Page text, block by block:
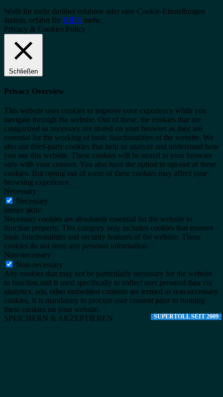
SUPERTOLL SEIT 2009
Wollt Ihr mehr darüber erfahren oder eure Cookie-Einstellungen
ändern, erfahrt Ihr HIER mehr.
Privacy & Cookies Policy
Schließen
Privacy Overview
This website uses cookies to improve your experience while you
navigate through the website. Out of these, the cookies that are
categorized as necessary are stored on your browser as they are
essential for the working of basic functionalities of the website. We
also use third-party cookies that help us analyze and understand how
you use this website. These cookies will be stored in your browser
only with your consent. You also have the option to opt-out of these
cookies. But opting out of some of these cookies may affect your
browsing experience.
Necessary
Necessary
immer aktiv
Necessary cookies are absolutely essential for the website to
function properly. This category only includes cookies that ensures
basic functionalities and security features of the website. These
cookies do not store any personal information.
Non-necessary
Non-necessary
Any cookies that may not be particularly necessary for the website
to function and is used specifically to collect user personal data via
analytics, ads, other embedded contents are termed as non-necessary
cookies. It is mandatory to procure user consent prior to running
these cookies on your website.
SPEICHERN & AKZEPTIEREN